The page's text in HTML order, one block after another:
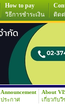
How to pay
วิธีการชำระเงิน
ติดต่
Announcement
ประกาศ
About
เกี่ยวกับวี